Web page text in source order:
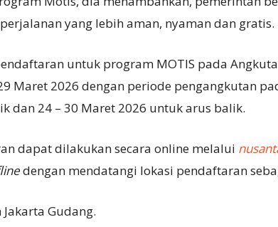
yang lebih aman, nyaman dan gratis.
untuk program MOTIS pada
Maret 2026 dengan periode pengangkutan
dan 24 – 30 Maret 2026 untuk arus balik.
dapat dilakukan secara online melalui
dengan mendatangi lokasi pendaftaran
Jakarta Gudang.